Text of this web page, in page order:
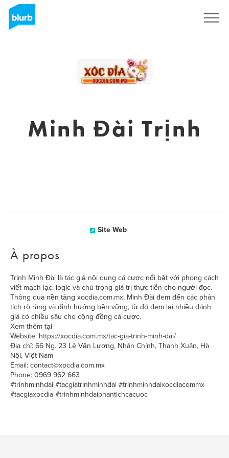
Minh Đài Trịnh
Site Web
À propos
Trịnh Minh Đài là tác giả nội dung cá cược nổi bật với phong cách
viết mạch lạc, logic và chú trọng giá trị thực tiễn cho người đọc.
Thông qua nền tảng xocdia.com.mx, Minh Đài đem đến các phân
tích rõ ràng và định hướng bền vững, từ đó đem lại nhiều đánh
giá có chiều sâu cho cộng đồng cá cược.
Xem thêm tại
Website: https://xocdia.com.mx/tac-gia-trinh-minh-dai/
Địa chỉ: 66 Ng. 23 Lê Văn Lương, Nhân Chính, Thanh Xuân, Hà
Nội, Việt Nam
Email: contact@xocdia.com.mx
Phone: 0969 962 663
#trinhminhdai #tacgiatrinhminhdai #trinhminhdaixocdiacommx
#tacgiaxocdia #trinhminhdaiphantichcacuoc